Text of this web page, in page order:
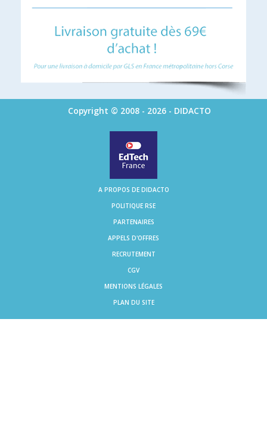
Copyright © 2008 - 2026 - DIDACTO
A PROPOS DE DIDACTO
POLITIQUE RSE
PARTENAIRES
APPELS D'OFFRES
RECRUTEMENT
CGV
MENTIONS LÉGALES
PLAN DU SITE